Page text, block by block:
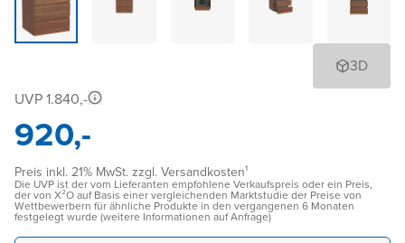
3D
UVP 1.840,-
920,-
Preis inkl. 21% MwSt. zzgl. Versandkosten¹
Die UVP ist der vom Lieferanten empfohlene Verkaufspreis oder ein Preis,
der von X²O auf Basis einer vergleichenden Marktstudie der Preise von
Wettbewerbern für ähnliche Produkte in den vergangenen 6 Monaten
festgelegt wurde (weitere Informationen auf Anfrage)